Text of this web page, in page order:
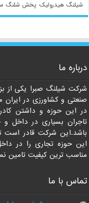
شیلنگ هیدرولیک پخش شلنگ
درباره ما
شرکت شیلنگ صبرا یکی از
صنعتی و کشاورزی در
در این حوزه و داشتن
تاجران بسیاری در داخل
باشد.این شرکت قادر است
این حوزه تجاری را در
مناسب ترین کیفیت تامین
تماس با ما